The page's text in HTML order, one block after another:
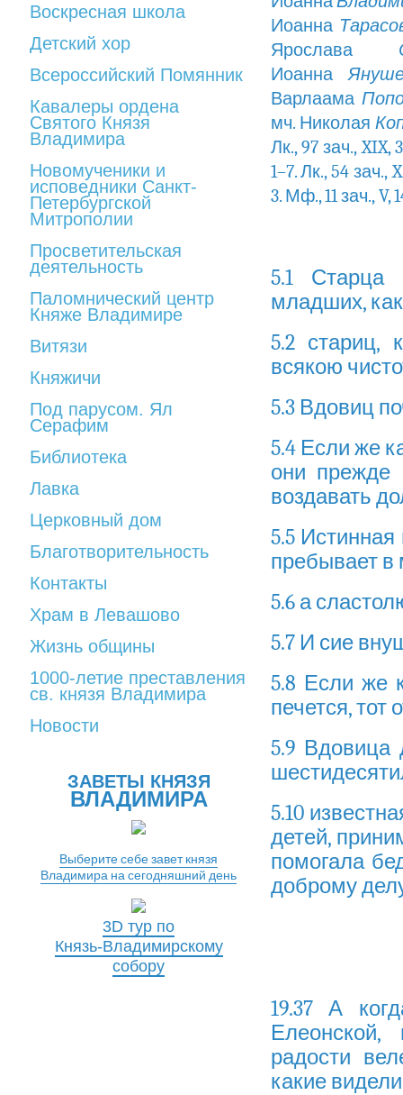
Воскресная школа
Детский хор
Всероссийский Помянник
Кавалеры ордена
Святого Князя
Владимира
Новомученики и
исповедники Санкт-
Петербургской
Митрополии
Просветительская
деятельность
Паломнический центр
Княже Владимире
Витязи
Княжичи
Под парусом. Ял
Серафим
Библиотека
Лавка
Церковный дом
Благотворительность
Контакты
Храм в Левашово
Жизнь общины
1000-летие преставления
св. князя Владимира
Новости
ЗАВЕТЫ КНЯЗЯ
ВЛАДИМИРА
Выберите себе завет князя
Владимира на сегодняшний день
3D тур по
Князь-Владимирскому
собору
Иоанна
Ярослава
Иоанна
Варлаама
мч. Николая
Лк., 97 зач.,
1–7. Лк., 54 зач.,
3. Мф., 11 зач., V,
5.1 Старца
младших,
5.2 стариц,
всякою
5.3 Вдовиц
5.4 Если же
они прежде
воздавать
5.5
пребывает в
5.6 а
5.7 И сие
5.8 Если же
печется, тот
5.9 Вдовица
5.10
детей,
помогала
доброму
19.37 А
радости
какие